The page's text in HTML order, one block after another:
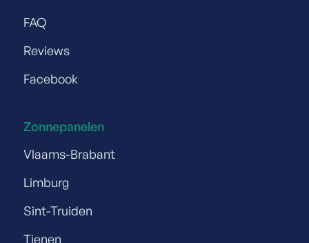
FAQ
Reviews
Facebook
Zonnepanelen
Vlaams-Brabant
Limburg
Sint-Truiden
Tienen